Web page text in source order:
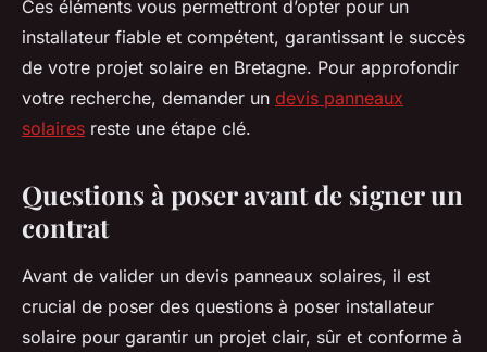
Ces éléments vous permettront d’opter pour un
installateur fiable et compétent, garantissant le succès
de votre projet solaire en Bretagne. Pour approfondir
votre recherche, demander un devis panneaux
solaires reste une étape clé.
Questions à poser avant de signer un
contrat
Avant de valider un devis panneaux solaires, il est
crucial de poser des questions à poser installateur
solaire pour garantir un projet clair, sûr et conforme à